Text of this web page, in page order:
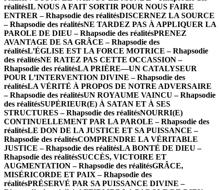
réalitésIL NOUS A FAIT SORTIR POUR NOUS FAIRE
ENTRER – Rhapsodie des réalitésDISCERNEZ LA SOURCE
– Rhapsodie des réalitésNE TARDEZ PAS À APPLIQUER LA
PAROLE DE DIEU – Rhapsodie des réalitésPRENEZ
AVANTAGE DE SA GRÂCE – Rhapsodie des
réalitésL’ÉGLISE EST LA FORCE MOTRICE – Rhapsodie
des réalitésNE RATEZ PAS CETTE OCCASSION –
Rhapsodie des réalitésLA PRIÈRE—UN CATALYSEUR
POUR L’INTERVENTION DIVINE – Rhapsodie des
réalitésLA VÉRITÉ À PROPOS DE NOTRE ADVERSAIRE
– Rhapsodie des réalitésUN ROYAUME VAINCU – Rhapsodie
des réalitésSUPÉRIEUR(E) À SATAN ET À SES
STRUCTURES – Rhapsodie des réalitésNOURRI(E)
CONTINUELLEMENT PAR LA PAROLE – Rhapsodie des
réalitésLE DON DE LA JUSTICE ET SA PUISSANCE –
Rhapsodie des réalitésCOMPRENDRE LA VÉRITABLE
JUSTICE – Rhapsodie des réalitésLA BONTÉ DE DIEU –
Rhapsodie des réalitésSUCCÈS, VICTOIRE ET
AUGMENTATION – Rhapsodie des réalitésGRÂCE,
MISÉRICORDE ET PAIX – Rhapsodie des
réalitésPRÉSERVÉ PAR SA PUISSANCE DIVINE –